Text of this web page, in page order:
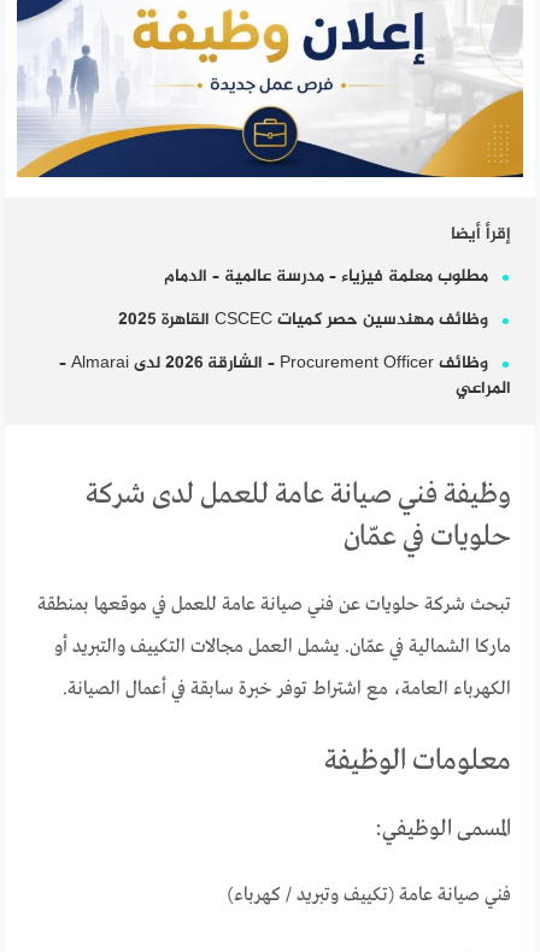
إقرأ أيضا
مطلوب معلمة فيزياء – مدرسة عالمية – الدمام
وظائف مهندسين حصر كميات CSCEC القاهرة 2025
وظائف Procurement Officer – الشارقة 2026 لدى Almarai –
المراعي
وظيفة فني صيانة عامة للعمل لدى شركة
حلويات في عمّان
تبحث شركة حلويات عن فني صيانة عامة للعمل في موقعها بمنطقة
ماركا الشمالية في عمّان. يشمل العمل مجالات التكييف والتبريد أو
الكهرباء العامة، مع اشتراط توفر خبرة سابقة في أعمال الصيانة.
معلومات الوظيفة
المسمى الوظيفي:
فني صيانة عامة (تكييف وتبريد / كهرباء)